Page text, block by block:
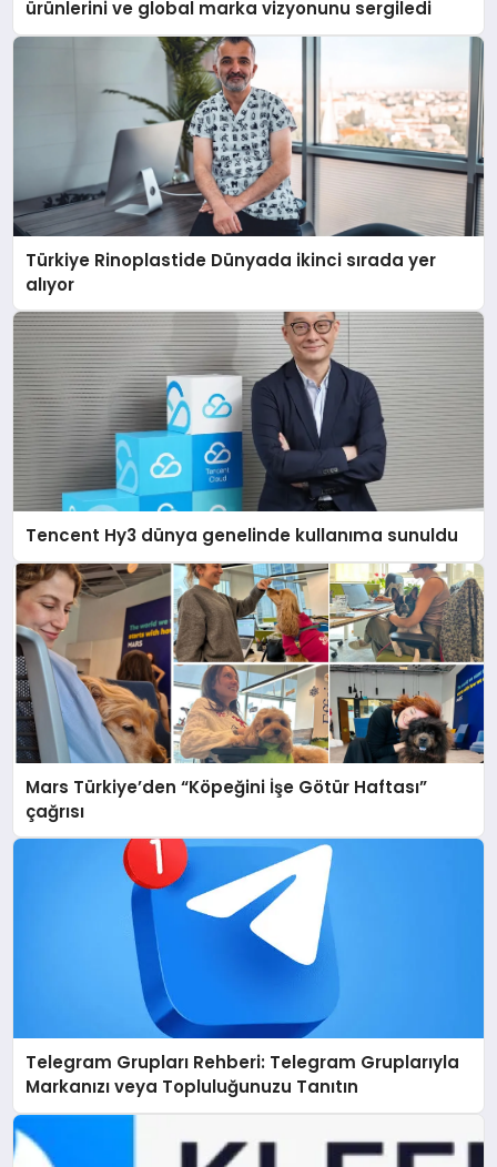
ürünlerini ve global marka vizyonunu sergiledi
Türkiye Rinoplastide Dünyada ikinci sırada yer
alıyor
Tencent Hy3 dünya genelinde kullanıma sunuldu
Mars Türkiye’den “Köpeğini İşe Götür Haftası”
çağrısı
Telegram Grupları Rehberi: Telegram Gruplarıyla
Markanızı veya Topluluğunuzu Tanıtın